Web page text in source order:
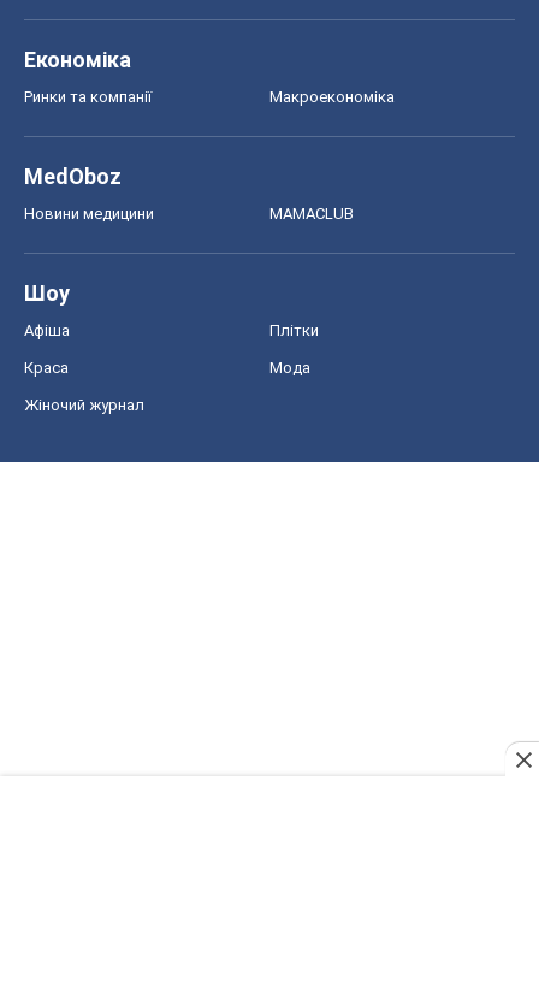
Економіка
Ринки та компанії Макроекономіка
MedOboz
Новини медицини MAMACLUB
Шоу
Афіша Плітки
Краса Мода
Жіночий журнал